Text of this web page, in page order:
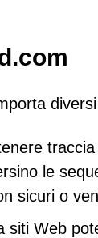
le
sicuri o
Web